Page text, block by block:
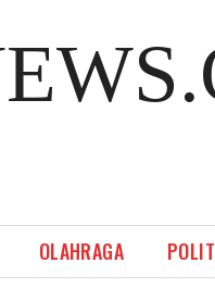
OLAHRAGA